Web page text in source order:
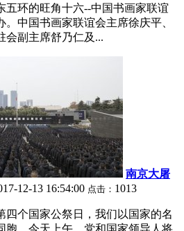
五环的旺角十六--中国书画家联谊
中国书画家联谊会主席徐庆平、
会副主席舒乃仁及...
南京大屠
12-13 16:54:00 点击： 1013
四个国家公祭日，我们以国家的名
胞。今天上午，党和国家领导人将